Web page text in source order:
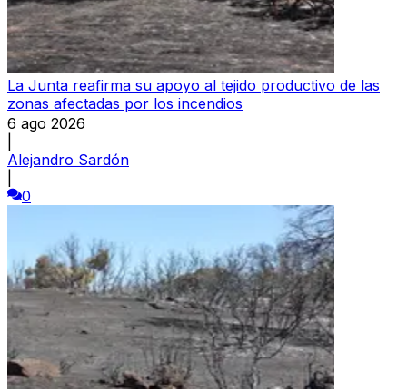
La Junta reafirma su apoyo al tejido productivo de las
zonas afectadas por los incendios
6 ago 2026
Alejandro Sardón
0